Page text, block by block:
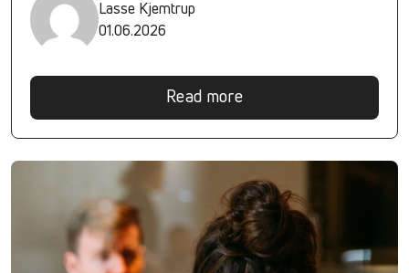
Lasse Kjemtrup
01.06.2026
Read more